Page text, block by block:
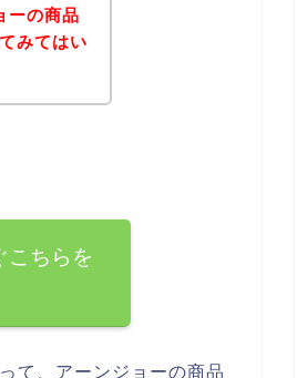
ーの商品
みてはい
こちらを
て、アーンジョーの商品